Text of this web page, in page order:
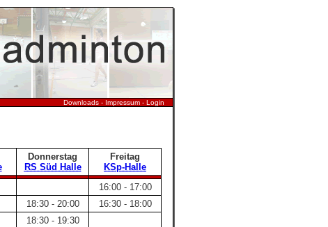
Downloads - Impressum - Login
Donnerstag
RS Süd Halle
Freitag
KSp-Halle
16:00 - 17:00
18:30 - 20:00
16:30 - 18:00
18:30 - 19:30